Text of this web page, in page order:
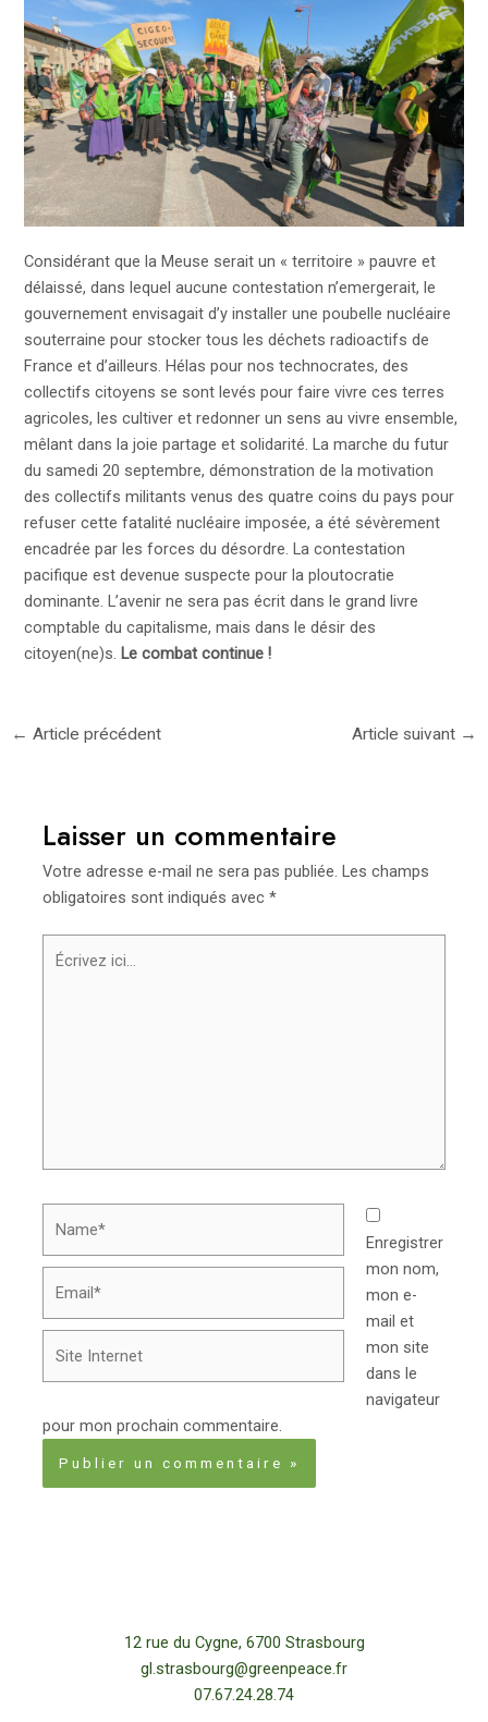
Considérant que la Meuse serait un « territoire » pauvre et
délaissé, dans lequel aucune contestation n’emergerait, le
gouvernement envisagait d’y installer une poubelle nucléaire
souterraine pour stocker tous les déchets radioactifs de
France et d’ailleurs. Hélas pour nos technocrates, des
collectifs citoyens se sont levés pour faire vivre ces terres
agricoles, les cultiver et redonner un sens au vivre ensemble,
mêlant dans la joie partage et solidarité. La marche du futur
du samedi 20 septembre, démonstration de la motivation
des collectifs militants venus des quatre coins du pays pour
refuser cette fatalité nucléaire imposée, a été sévèrement
encadrée par les forces du désordre. La contestation
pacifique est devenue suspecte pour la ploutocratie
dominante. L’avenir ne sera pas écrit dans le grand livre
comptable du capitalisme, mais dans le désir des
citoyen(ne)s. Le combat continue !
Navigation
← Article précédent Article suivant →
Laisser un commentaire
Votre adresse e-mail ne sera pas publiée. Les champs
obligatoires sont indiqués avec*
Écrivez
ici…
Internet
Enregistrer
mon nom,
mon e-
mail et
mon site
dans le
navigateur
pour mon prochain commentaire.
12 rue du Cygne, 6700 Strasbourg
gl.strasbourg@greenpeace.fr
07.67.24.28.74